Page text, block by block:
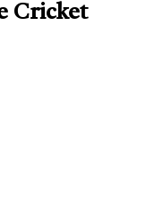
Cricket